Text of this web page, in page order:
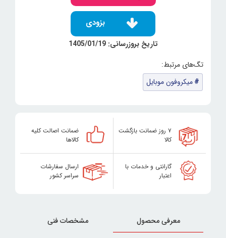
بزودی
تاریخ بروزرسانی: 1405/01/19
میکروفون‌ موبایل
۷ روز ضمانت بازگشت
کالا
ضمانت اصالت کلیه
کالاها
گارانتی و خدمات با
اعتبار
ارسال سفارشات
سراسر کشور
معرفی محصول مشخصات فنی